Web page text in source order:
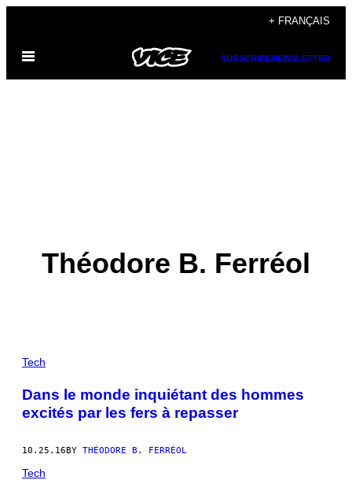
content
+ FRANÇAIS
Open
SUBSCRIBENEWSLETTER
Théodore B. Ferréol
POSTS
BY
THIS
AUTHOR
Tech
Dans le monde inquiétant des hommes
excités par les fers à repasser
10.25.16BY THÉODORE B. FERRÉOL
Tech